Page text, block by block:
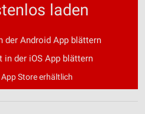
laden
der Android App blättern
in der iOS App blättern
Store erhältlich